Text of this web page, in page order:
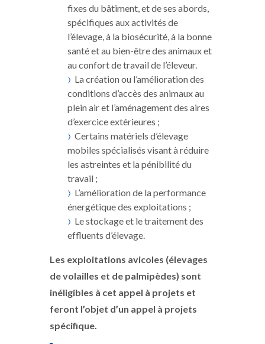
fixes du bâtiment, et de ses abords,
spécifiques aux activités de
l’élevage, à la biosécurité, à la bonne
santé et au bien-être des animaux et
au confort de travail de l’éleveur.
La création ou l’amélioration des
conditions d’accès des animaux au
plein air et l’aménagement des aires
d’exercice extérieures ;
Certains matériels d’élevage
mobiles spécialisés visant à réduire
les astreintes et la pénibilité du
travail ;
L’amélioration de la performance
énergétique des exploitations ;
Le stockage et le traitement des
effluents d’élevage.
Les exploitations avicoles (élevages
de volailles et de palmipèdes) sont
inéligibles à cet appel à projets et
feront l’objet d’un appel à projets
spécifique.